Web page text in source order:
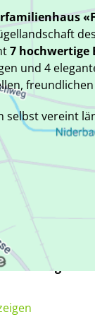
7 hochwertige
und 4
selbst vereint
für Familien,
Natur und ein
an dem man